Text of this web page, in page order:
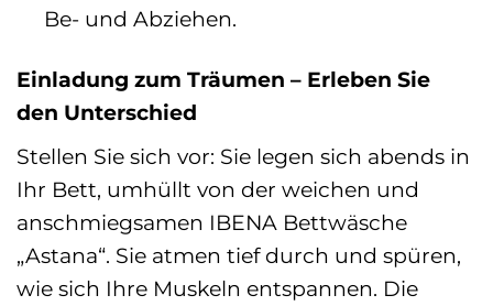
Be- und Abziehen.
Einladung zum Träumen – Erleben Sie
den Unterschied
Stellen Sie sich vor: Sie legen sich abends in
Ihr Bett, umhüllt von der weichen und
anschmiegsamen IBENA Bettwäsche
„Astana“. Sie atmen tief durch und spüren,
wie sich Ihre Muskeln entspannen. Die